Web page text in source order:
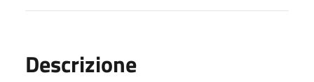
Descrizione